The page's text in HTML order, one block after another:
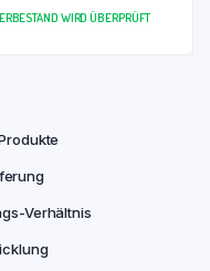
WIRD ÜBERPRÜFT
Verhältnis